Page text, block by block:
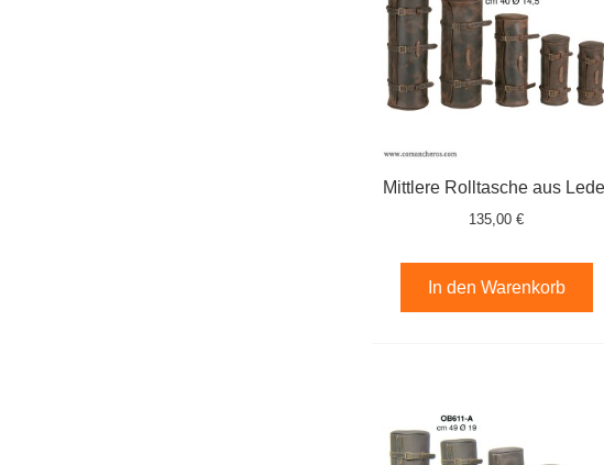
Mittlere Rolltasche aus
135,00 €
In den Warenkorb